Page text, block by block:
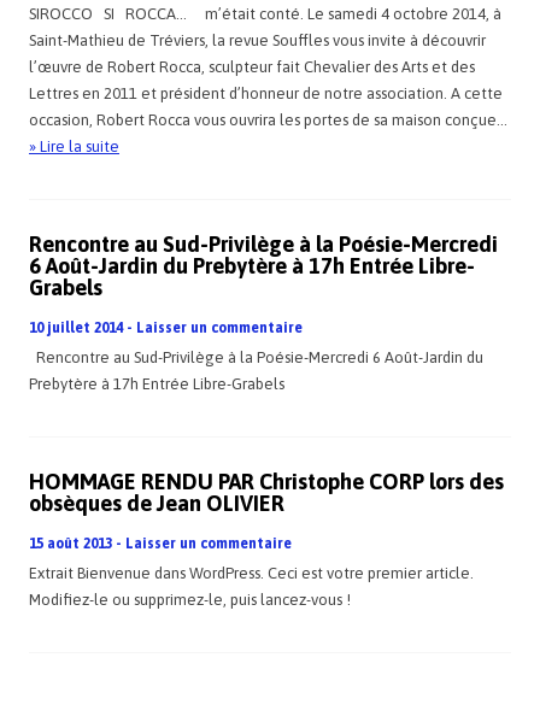
SIROCCO SI ROCCA… m’était conté. Le samedi 4 octobre 2014, à
Saint-Mathieu de Tréviers, la revue Souffles vous invite à découvrir
l’œuvre de Robert Rocca, sculpteur fait Chevalier des Arts et des
Lettres en 2011 et président d’honneur de notre association. A cette
occasion, Robert Rocca vous ouvrira les portes de sa maison conçue…
» Lire la suite
Rencontre au Sud-Privilège à la Poésie-Mercredi
6 Août-Jardin du Prebytère à 17h Entrée Libre-
Grabels
10 juillet 2014 - Laisser un commentaire
Rencontre au Sud-Privilège à la Poésie-Mercredi 6 Août-Jardin du
Prebytère à 17h Entrée Libre-Grabels
HOMMAGE RENDU PAR Christophe CORP lors des
obsèques de Jean OLIVIER
15 août 2013 - Laisser un commentaire
Extrait Bienvenue dans WordPress. Ceci est votre premier article.
Modifiez-le ou supprimez-le, puis lancez-vous !